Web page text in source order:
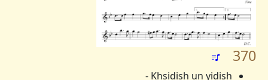
370
Khsidish un yidish -